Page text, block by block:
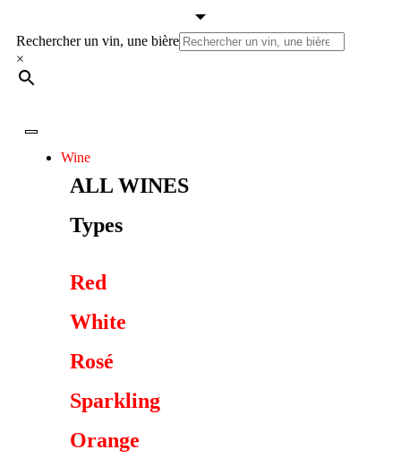
Rechercher un vin, une bière
×
Wine
ALL WINES
Types
Red
White
Rosé
Sparkling
Orange